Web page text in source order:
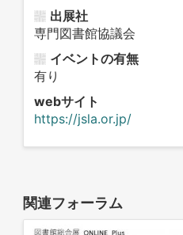
出展社
専門図書館協議会
イベントの有無
有り
webサイト
https://jsla.or.jp/
関連フォーラム